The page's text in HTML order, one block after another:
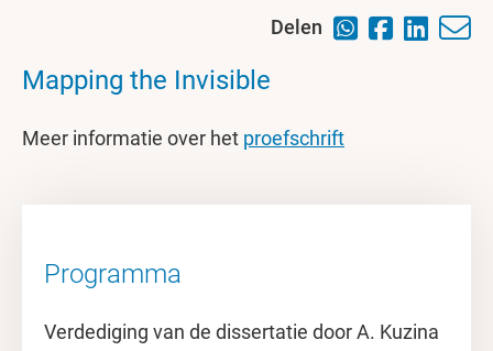
Delen
Mapping the Invisible
Meer informatie over het proefschrift
Programma
Verdediging van de dissertatie door A. Kuzina